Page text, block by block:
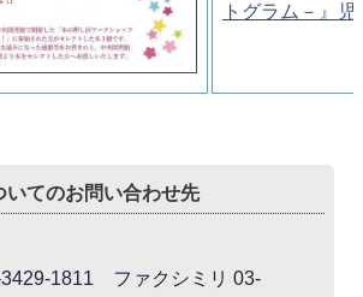
トグラム－』
いてのお問い合わせ先
3429-1811 ファクシミリ 03-